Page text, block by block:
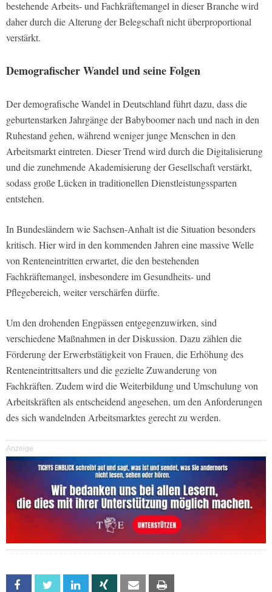
bestehende Arbeits- und Fachkräftemangel in dieser Branche wird
daher durch die Alterung der Belegschaft nicht überproportional
verstärkt.
Demografischer Wandel und seine Folgen
Der demografische Wandel in Deutschland führt dazu, dass die
geburtenstarken Jahrgänge der Babyboomer nach und nach in den
Ruhestand gehen, während weniger junge Menschen in den
Arbeitsmarkt eintreten. Dieser Trend wird durch die Digitalisierung
und die zunehmende Akademisierung der Gesellschaft verstärkt,
sodass große Lücken in traditionellen Dienstleistungssparten
entstehen.
In Bundesländern wie Sachsen-Anhalt ist die Situation besonders
kritisch. Hier wird in den kommenden Jahren eine massive Welle
von Renteneintritten erwartet, die den bestehenden
Fachkräftemangel, insbesondere im Gesundheits- und
Pflegebereich, weiter verschärfen dürfte.
Um den drohenden Engpässen entgegenzuwirken, sind
verschiedene Maßnahmen in der Diskussion. Dazu zählen die
Förderung der Erwerbstätigkeit von Frauen, die Erhöhung des
Renteneintrittsalters und die gezielte Zuwanderung von
Fachkräften. Zudem wird die Weiterbildung und Umschulung von
Arbeitskräften als entscheidend angesehen, um den Anforderungen
des sich wandelnden Arbeitsmarktes gerecht zu werden.
Anzeige
Facebook Twitter Linkedin Xing Email